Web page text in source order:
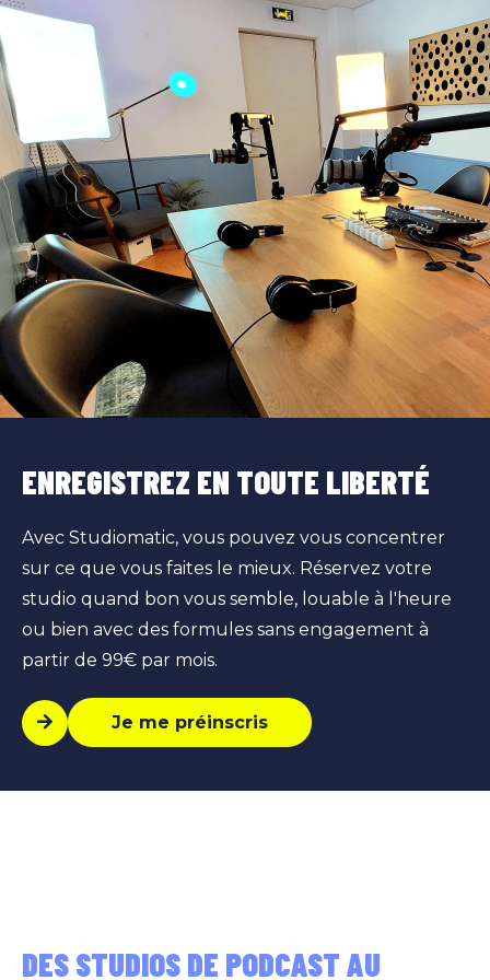
ENREGISTREZ EN TOUTE LIBERTÉ
Avec Studiomatic, vous pouvez vous concentrer
sur ce que vous faites le mieux. Réservez votre
studio quand bon vous semble, louable à l'heure
ou bien avec des formules sans engagement à
partir de 99€ par mois.
Je me préinscris
DES STUDIOS DE PODCAST AU